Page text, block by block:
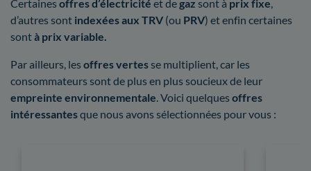
Certaines offres d’électricité et degaz sont à prix fixe
d’autres sont indexées aux TRV (ou PRV) et enfin certaines
sontà prix variable.
Par ailleurs, les offres vertesse multiplient, car les
consommateurs sont de plus en plus soucieux de leur
empreinte environnementale . Voici quelques offres
intéressantesque nous avons sélectionnées pour vous :